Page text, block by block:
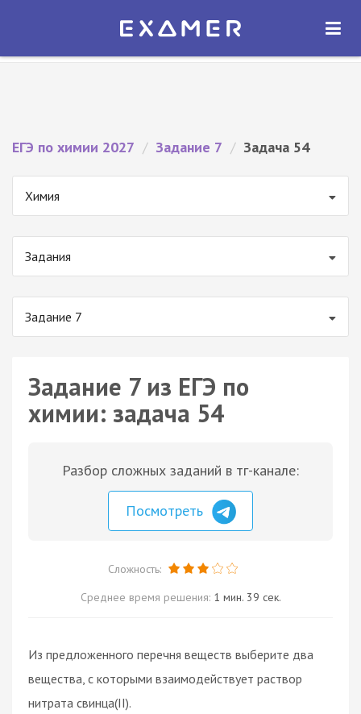
Экзамер — ЕГЭ 2027
ОТКРЫТЬ
ЕГЭ по химии 2027 / Задание 7 / Задача 54
Химия
Задания
Задание 7
Задание 7 из ЕГЭ по
химии: задача 54
Разбор сложных заданий в тг-канале:
Посмотреть
Сложность:
Среднее время решения: 1 мин. 39 сек.
Из предложенного перечня веществ выберите два
вещества, с которыми взаимодействует раствор
нитрата свинца(II).